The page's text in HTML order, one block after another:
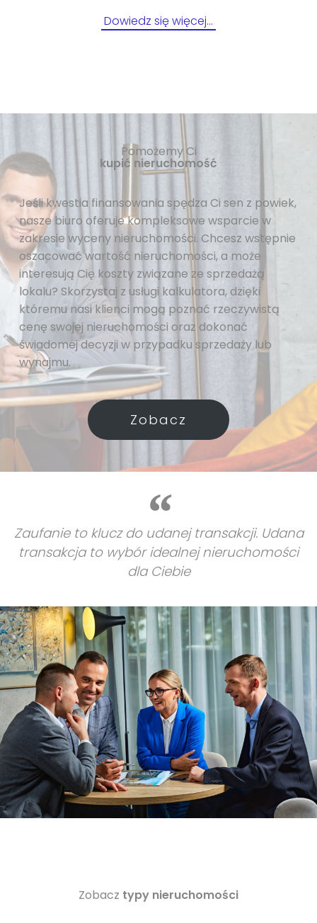
Dowiedz się więcej…
Pomożemy Ci
kupić nieruchomość
Jeśli kwestia finansowania spędza Ci sen z powiek,
nasze biuro oferuje kompleksowe wsparcie w
zakresie wyceny nieruchomości. Chcesz wstępnie
oszacować wartość nieruchomości, a może
interesują Cię koszty związane ze sprzedażą
lokalu? Skorzystaj z usługi kalkulatora, dzięki
któremu nasi klienci mogą poznać rzeczywistą
cenę swojej nieruchomości oraz dokonać
świadomej decyzji w przypadku sprzedaży lub
wynajmu.
Zobacz
Zaufanie to klucz do udanej transakcji. Udana
transakcja to wybór idealnej nieruchomości
dla Ciebie
Zobacz typy nieruchomości